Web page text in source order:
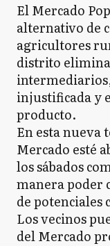
El Mercado
alternativo de
agricultores
distrito
injustificada y
producto.
En esta nueva
Mercado esté
los sábados
manera poder
de potenciales
Los vecinos
del Mercado